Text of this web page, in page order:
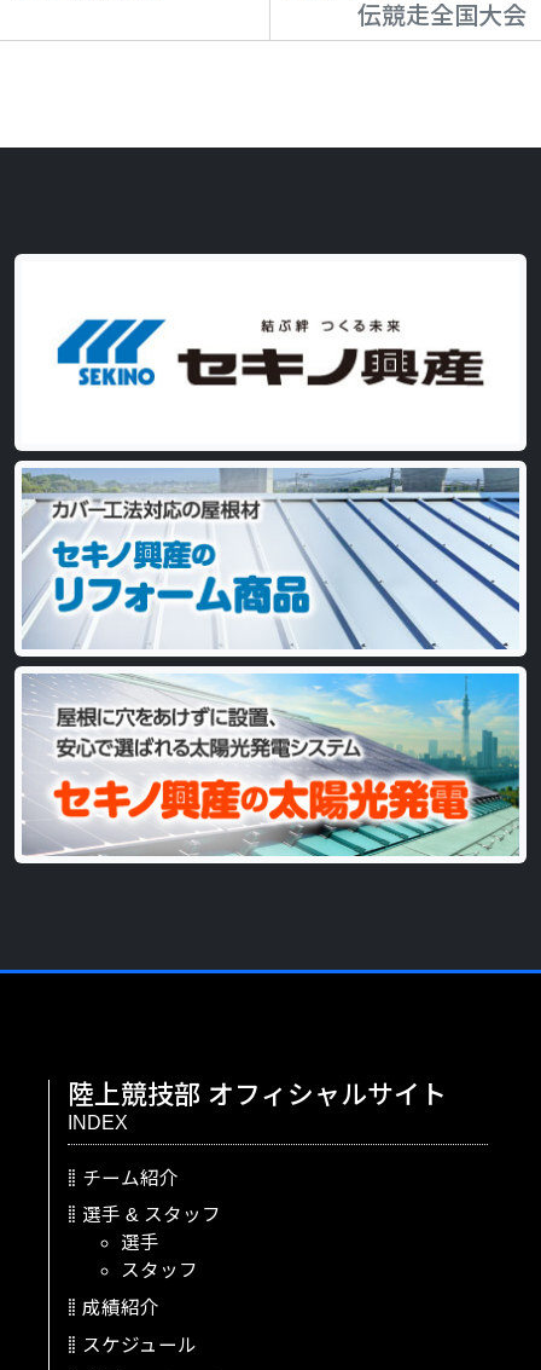
伝競走全国大会
陸上競技部 オフィシャルサイト
INDEX
チーム紹介
選手 & スタッフ
選手
スタッフ
成績紹介
スケジュール